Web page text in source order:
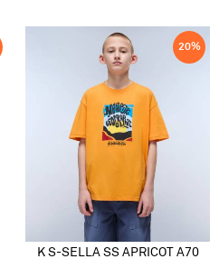
20%
K S-SELLA SS APRICOT A70